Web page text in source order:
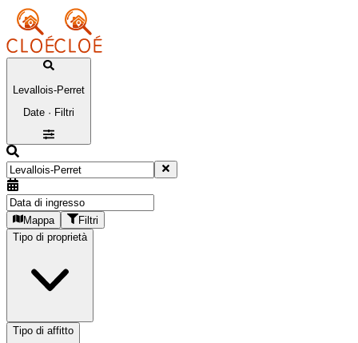
Levallois-Perret
Date · Filtri
Mappa
Filtri
Tipo di proprietà
Tipo di affitto